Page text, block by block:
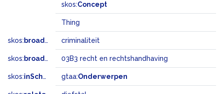
skos:Concept
Thing
skos: broader criminaliteit
skos: broadMatch 03B3 recht en rechtshandhaving
skos:inScheme gtaa:Onderwerpen